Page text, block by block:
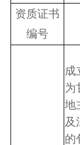
资质证书
编号
成
为
地
及
的